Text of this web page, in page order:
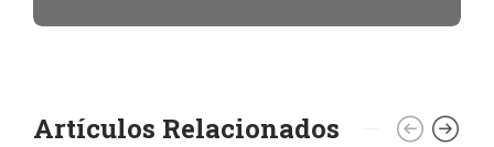
Artículos Relacionados